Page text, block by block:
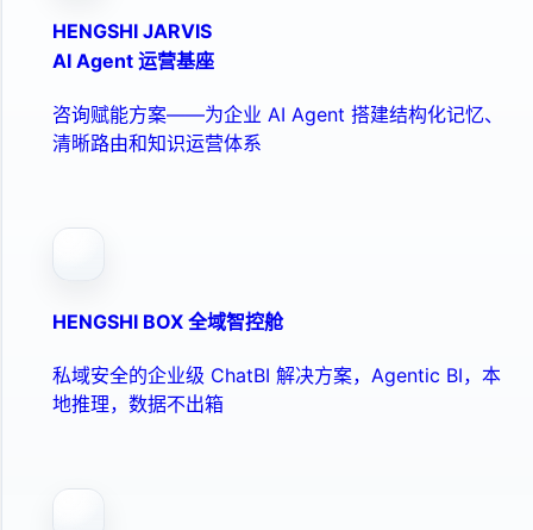
HENGSHI JARVIS
AI Agent 运营基座
咨询赋能方案——为企业 AI Agent 搭建结构化记忆、
清晰路由和知识运营体系
HENGSHI BOX 全域智控舱
私域安全的企业级 ChatBI 解决方案，Agentic BI，本
地推理，数据不出箱